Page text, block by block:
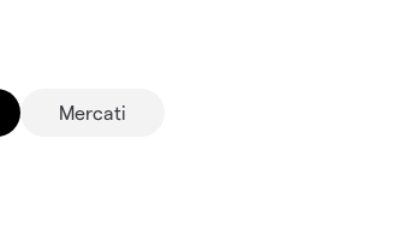
Mercati